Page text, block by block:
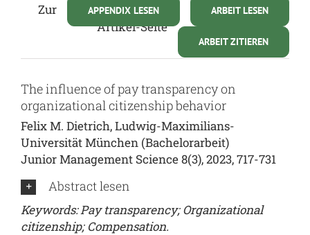
ARBEIT LESEN
APPENDIX LESEN
ARBEIT ZITIEREN
Zur
Artikel-Seite
The influence of pay transparency on
organizational citizenship behavior
Felix M. Dietrich, Ludwig-Maximilians-
Universität München (Bachelorarbeit)
Junior Management Science 8(3), 2023, 717-731
Abstract lesen
Keywords: Pay transparency; Organizational
citizenship; Compensation.